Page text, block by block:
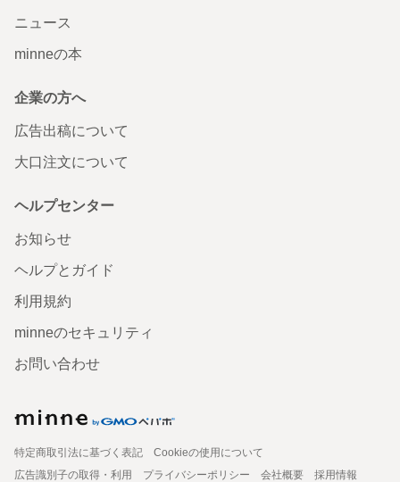
ニュース
minneの本
企業の方へ
広告出稿について
大口注文について
ヘルプセンター
お知らせ
ヘルプとガイド
利用規約
minneのセキュリティ
お問い合わせ
特定商取引法に基づく表記
Cookieの使用について
広告識別子の取得・利用
プライバシーポリシー 会社概要
採用情報